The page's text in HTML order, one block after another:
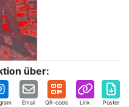
über:
Email QR-code Link Poster